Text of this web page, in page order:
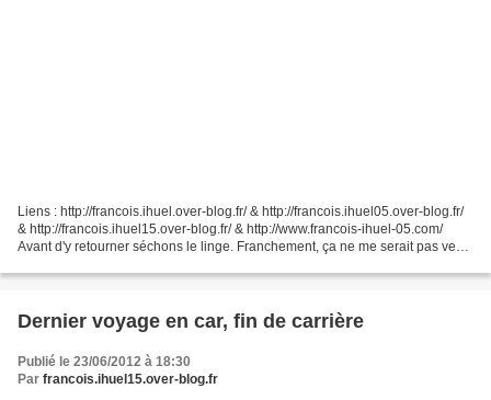
Liens : http://francois.ihuel.over-blog.fr/ & http://francois.ihuel05.over-blog.fr/
& http://francois.ihuel15.over-blog.fr/ & http://www.francois-ihuel-05.com/
Avant d'y retourner séchons le linge. Franchement, ça ne me serait pas venu
Dernier voyage en car, fin de carrière
Publié le 23/06/2012 à 18:30
Par francois.ihuel15.over-blog.fr